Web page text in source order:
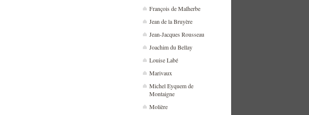
François de Malherbe
Jean de la Bruyère
Jean-Jacques Rousseau
Joachim du Bellay
Louise Labé
Marivaux
Michel Eyquem de
Montaigne
Molière